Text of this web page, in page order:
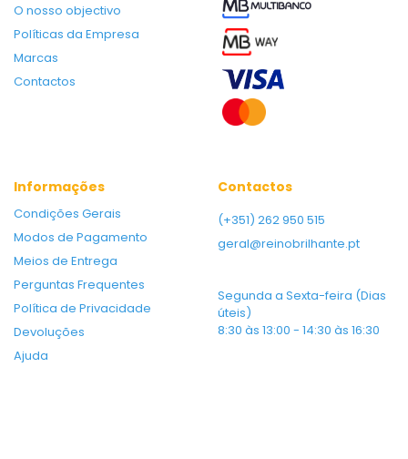
O nosso objectivo
Políticas da Empresa
Marcas
Contactos
Informações
Condições Gerais
Modos de Pagamento
Meios de Entrega
Perguntas Frequentes
Política de Privacidade
Devoluções
Ajuda
Contactos
(+351) 262 950 515
geral@reinobrilhante.pt
Segunda a Sexta-feira (Dias
úteis)
8:30 às 13:00 - 14:30 às 16:30